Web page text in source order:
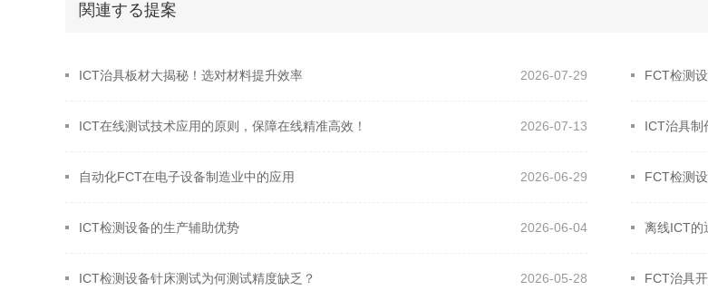
関連する提案
2026-07-29
ICT治具板材大揭秘！选对材料提升效率 FCT检测
2026-07-13
​ICT在线测试技术应用的原则，保障在线精准高效！ ICT治具制
2026-06-29
自动化FCT在电子设备制造业中的应用 FCT检测
2026-06-04
ICT检测设备的生产辅助优势 离线ICT的
2026-05-28
ICT检测设备针床测试为何测试精度缺乏？ FCT治具